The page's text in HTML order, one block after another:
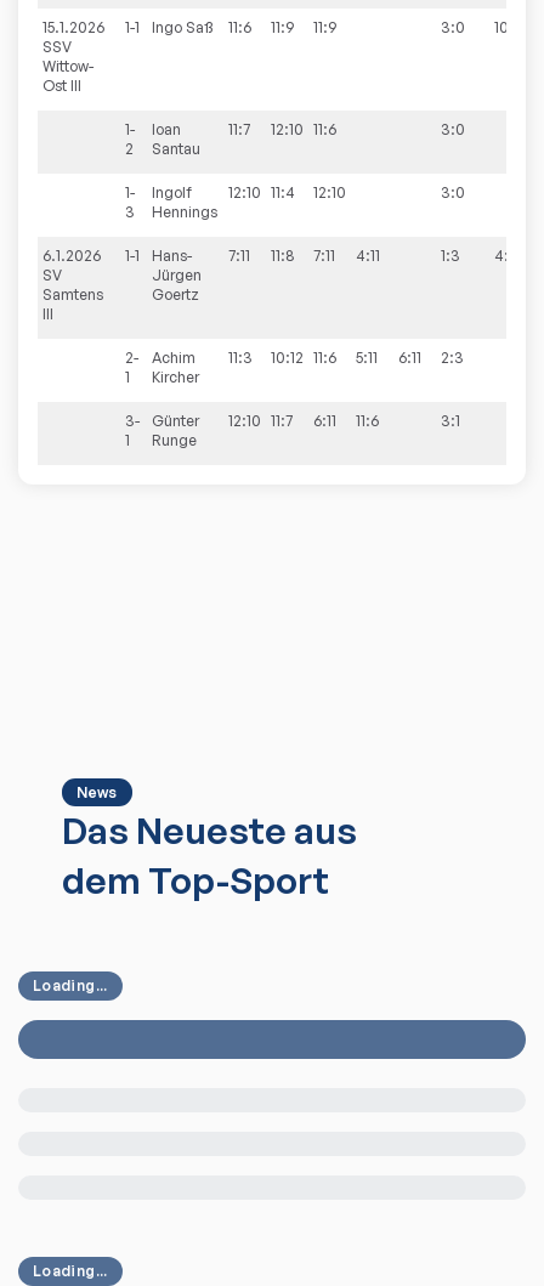
15.1.2026
SSV
Wittow-
Ost III
1-1 Ingo Saß 11:6 11:9 11:9 3:0 10:3
1-
2
Ioan
Santau
11:7 12:10 11:6 3:0
1-
3
Ingolf
Hennings
12:10 11:4 12:10 3:0
6.1.2026
SV
Samtens
III
1-1
Hans-
Jürgen
Goertz
7:11 11:8 7:11 4:11 1:3 4:10
2-
1
Achim
Kircher
11:3 10:12 11:6 5:11 6:11 2:3
3-
1
Günter
Runge
12:10 11:7 6:11 11:6 3:1
News
Das Neueste aus
dem Top-Sport
Loading...
Loading...